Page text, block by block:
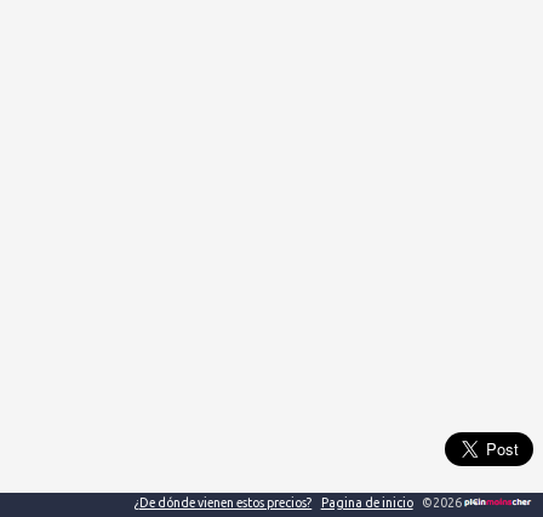
¿De dónde vienen estos precios? Pagina de inicio ©2026